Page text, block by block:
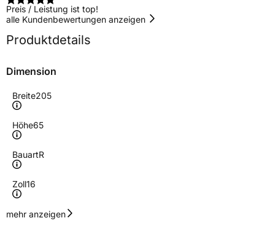
Preis / Leistung ist top!
alle Kundenbewertungen anzeigen
Produktdetails
Dimension
Breite205
Höhe65
BauartR
Zoll16
Geschwindigkeitsindex
mehr anzeigen